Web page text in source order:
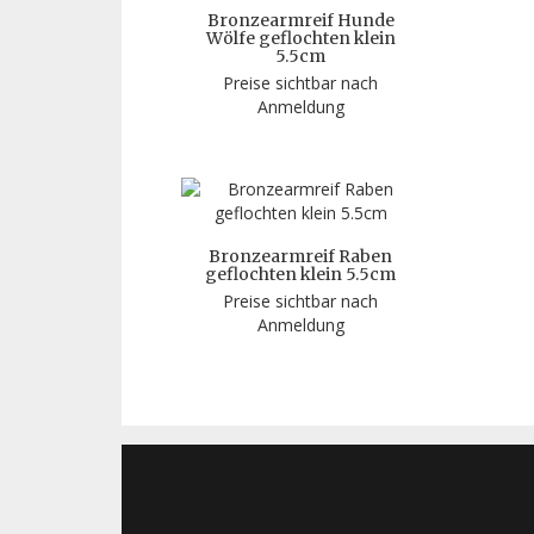
Bronzearmreif Hunde
Wölfe geflochten klein
5.5cm
Preise sichtbar nach
Anmeldung
Bronzearmreif Raben
geflochten klein 5.5cm
Preise sichtbar nach
Anmeldung